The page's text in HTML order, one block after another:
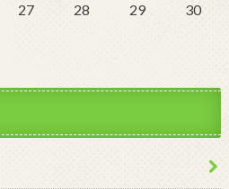
27 28 29
30